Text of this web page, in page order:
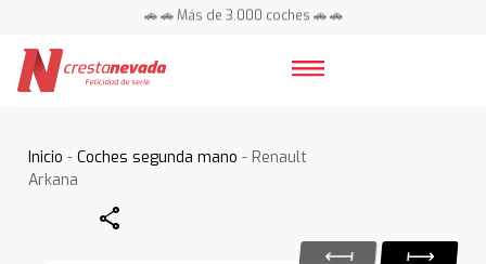
🚗 🚗 Más de 3.000 coches 🚗 🚗
Inicio -Coches segunda mano - Renault
Arkana
Share